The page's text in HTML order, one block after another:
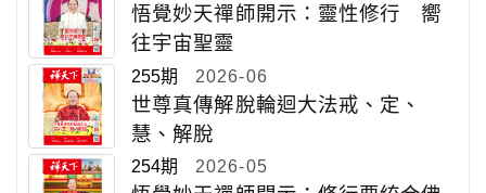
悟覺妙天禪師開示：靈性修行 嚮
往宇宙聖靈
255期 2026-06
世尊真傳解脫輪迴大法戒、定、
慧、解脫
254期 2026-05